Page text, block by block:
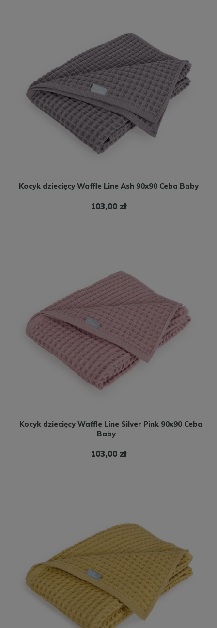
Kocyk dziecięcy Waffle Line Ash 90x90 Ceba Baby
103,00 zł
Kocyk dziecięcy Waffle Line Silver Pink 90x90 Ceba
Baby
103,00 zł